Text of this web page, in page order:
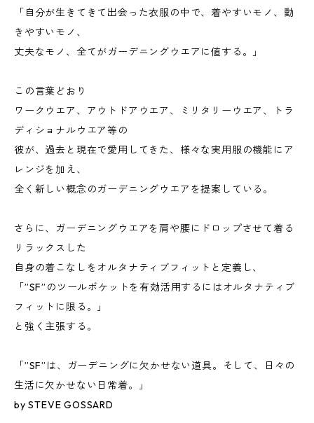
「自分が生きてきて出会った衣服の中で、着やすいモノ、動
きやすいモノ、
丈夫なモノ、全てがガーデニングウエアに値する。」
この言葉どおり
ワークウエア、アウトドアウエア、ミリタリーウエア、トラ
ディショナルウエア等の
彼が、過去と現在で愛用してきた、様々な実用服の機能にア
レンジを加え、
全く新しい概念のガーデニングウエアを提案している。
さらに、ガーデニングウエアを肩や腰にドロップさせて着る
リラックスした
自身の着こなしをオルタナティブフィットと定義し、
「”SF”のツールポケットを有効活用するにはオルタナティブ
フィットに限る。」
と強く主張する。
「”SF”は、ガーデニングに欠かせない道具。そして、日々の
生活に欠かせない日常着。」
by STEVE GOSSARD